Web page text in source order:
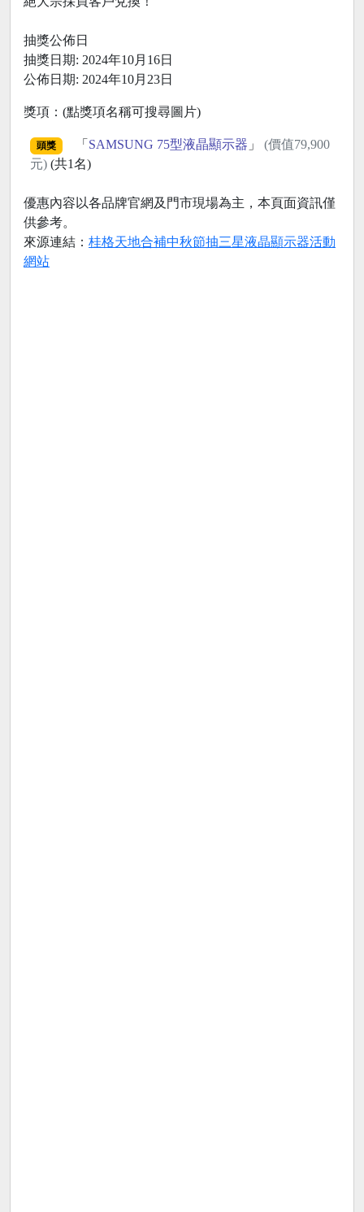
抽獎公佈日
抽獎日期: 2024年10月16日
公佈日期: 2024年10月23日
獎項：(點獎項名稱可搜尋圖片)
頭獎 「 SAMSUNG 75型液晶顯示器 」 (價值79,900
元) (共1名)
優惠內容以各品牌官網及門市現場為主，本頁面資訊僅
供參考。
來源連結： 桂格天地合補中秋節抽三星液晶顯示器活動
網站